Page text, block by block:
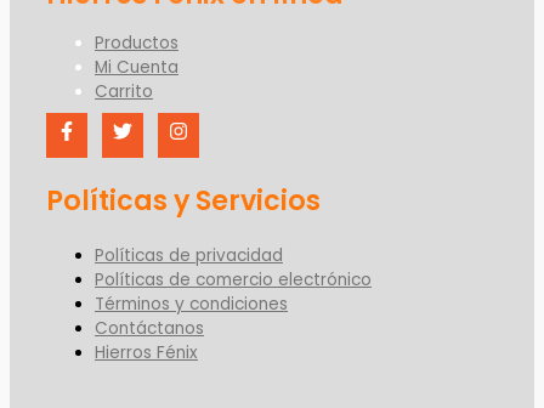
Productos
Mi Cuenta
Carrito
Políticas y Servicios
Políticas de privacidad
Políticas de comercio electrónico
Términos y condiciones
Contáctanos
Hierros Fénix